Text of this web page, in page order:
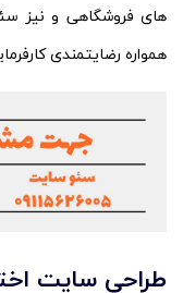
های فروشگاهی و نیز
همواره رضایتمندی
طراحی سایت